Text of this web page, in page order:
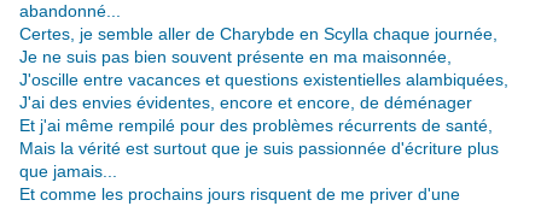
abandonné...
Certes, je semble aller de Charybde en Scylla chaque journée,
Je ne suis pas bien souvent présente en ma maisonnée,
J'oscille entre vacances et questions existentielles alambiquées,
J'ai des envies évidentes, encore et encore, de déménager
Et j'ai même rempilé pour des problèmes récurrents de santé,
Mais la vérité est surtout que je suis passionnée d'écriture plus
que jamais...
Et comme les prochains jours risquent de me priver d'une